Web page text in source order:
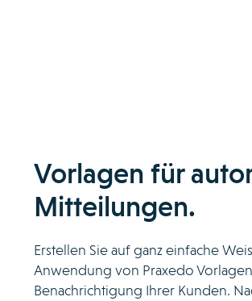
Vorlagen für
Mitteilungen.
Erstellen Sie auf ganz einfache
Anwendung von Praxedo
Benachrichtigung Ihrer Kunden.